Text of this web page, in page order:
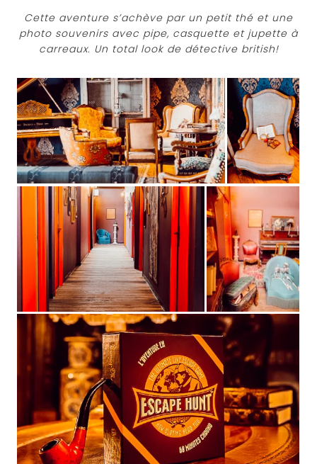
Cette aventure s’achève par un petit thé et une
photo souvenirs avec pipe, casquette et jupette à
carreaux. Un total look de détective british!